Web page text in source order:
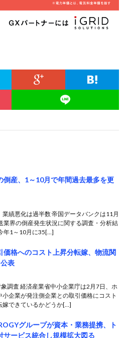
倒産、1～10月で年間過去最多を更
績悪化は過半数 帝国データバンクは11月
業界の倒産発生状況に関する調査・分析結
年1～10月に35[…]
価格へのコスト上昇分転嫁、物流関
表
調査 経済産業省中小企業庁は2月7日、ホ
小企業が発注側企業との取引価格にコスト
嫁できているかどうか[…]
グループが資本・業務提携、ト
サービス統合し規模拡大図る